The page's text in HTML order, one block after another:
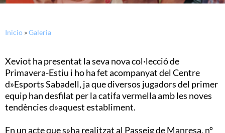
Inicio »Galeria
Xeviot ha presentat la seva nova col·lecció de
Primavera-Estiu i ho ha fet acompanyat del Centre
d»Esports Sabadell, ja que diversos jugadors del primer
equip han desfilat per la catifa vermella amb les noves
tendències d»aquest establiment.
En un acte que s»ha realitzat al Passeig de Manresa, nº